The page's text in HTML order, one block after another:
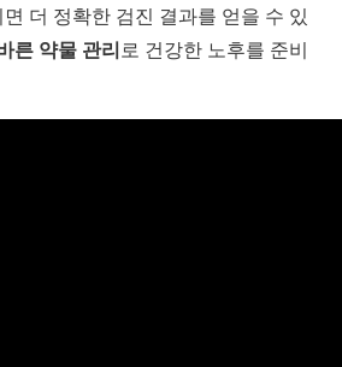
더 정확한 검진 결과를 얻을 수 있
른 약물 관리로 건강한 노후를 준비